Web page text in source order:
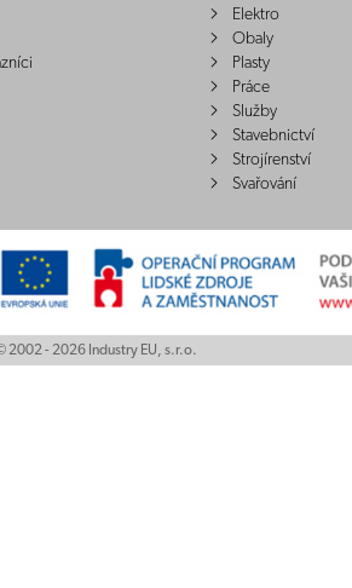
Elektro
Obaly
Plasty
Práce
Služby
Stavebnictví
Strojírenství
Svařování
2002 - 2026 Industry EU, s.r.o.